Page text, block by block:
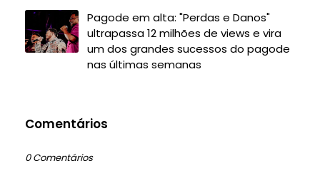
Pagode em alta: "Perdas e Danos"
ultrapassa 12 milhões de views e vira
um dos grandes sucessos do pagode
nas últimas semanas
Comentários
0 Comentários